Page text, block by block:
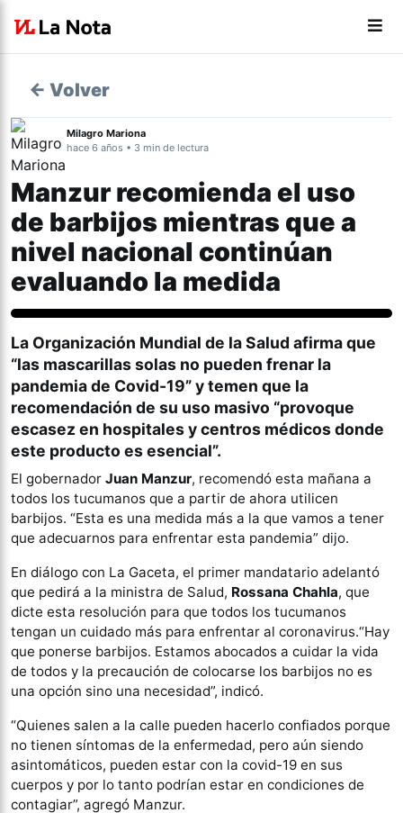
← Volver
Milagro Mariona
hace 6 años • 3 min de lectura
Manzur recomienda el uso
de barbijos mientras que a
nivel nacional continúan
evaluando la medida
Actualidad
La Organización Mundial de la Salud afirma que
“las mascarillas solas no pueden frenar la
pandemia de Covid-19” y temen que la
recomendación de su uso masivo “provoque
escasez en hospitales y centros médicos donde
este producto es esencial”.
El gobernador Juan Manzur, recomendó esta mañana a
todos los tucumanos que a partir de ahora utilicen
barbijos. “Esta es una medida más a la que vamos a tener
que adecuarnos para enfrentar esta pandemia” dijo.
En diálogo con La Gaceta, el primer mandatario adelantó
que pedirá a la ministra de Salud, Rossana Chahla, que
dicte esta resolución para que todos los tucumanos
tengan un cuidado más para enfrentar al coronavirus.“Hay
que ponerse barbijos. Estamos abocados a cuidar la vida
de todos y la precaución de colocarse los barbijos no es
una opción sino una necesidad”, indicó.
“Quienes salen a la calle pueden hacerlo confiados porque
no tienen síntomas de la enfermedad, pero aún siendo
asintomáticos, pueden estar con la covid-19 en sus
cuerpos y por lo tanto podrían estar en condiciones de
contagiar”, agregó Manzur.